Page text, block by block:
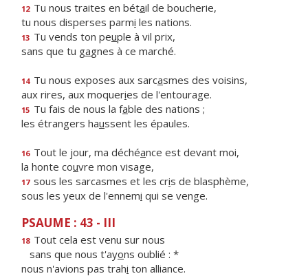
12 Tu nous traites en bétail de boucherie,
tu nous disperses parmi les nations.
13 Tu vends ton peuple à vil prix,
sans que tu gagnes à ce marché.
14 Tu nous exposes aux sarcasmes des voisins,
aux rires, aux moqueries de l'entourage.
15 Tu fais de nous la fable des nations ;
les étrangers haussent les épaules.
16 Tout le jour, ma déchéance est devant moi,
la honte couvre mon visage,
17 sous les sarcasmes et les cris de blasphème,
sous les yeux de l'ennemi qui se venge.
PSAUME : 43 - III
18 Tout cela est venu sur nous
sans que nous t'ayons oublié : *
nous n'avions pas trahi ton alliance.